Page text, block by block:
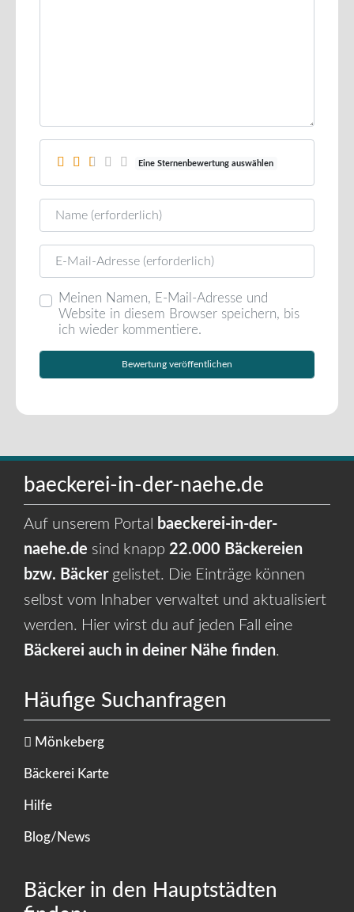
Eine Sternenbewertung auswählen
Name
E-Mail
Meinen Namen, E-Mail-Adresse und
Website in diesem Browser speichern, bis
ich wieder kommentiere.
baeckerei-in-der-naehe.de
Auf unserem Portal
baeckerei-in-der-
naehe.de sind knapp 22.000 Bäckereien
bzw. Bäckergelistet. Die Einträge können
selbst vom Inhaber verwaltet und aktualisiert
werden. Hier wirst du auf jeden Fall eine
Bäckerei auch in deiner Nähe finden.
Häufige Suchanfragen
Mönkeberg
Bäckerei Karte
Hilfe
Blog/News
Bäcker in den Hauptstädten